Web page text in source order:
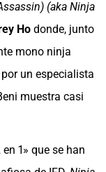
(aka Ninja
Ho donde, junto
mono ninja
un especialista
muestra casi
1» que se han